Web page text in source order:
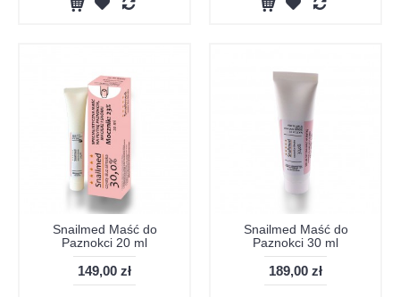
Snailmed Maść do
Paznokci 20 ml
149,00 zł
Snailmed Maść do
Paznokci 30 ml
189,00 zł